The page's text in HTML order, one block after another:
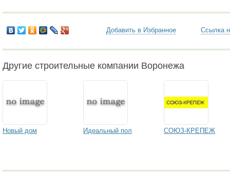
Добавить в Избранное Ссылка
Другие строительные компании Воронежа
Новый дом Идеальный пол СОЮЗ-КРЕПЕЖ